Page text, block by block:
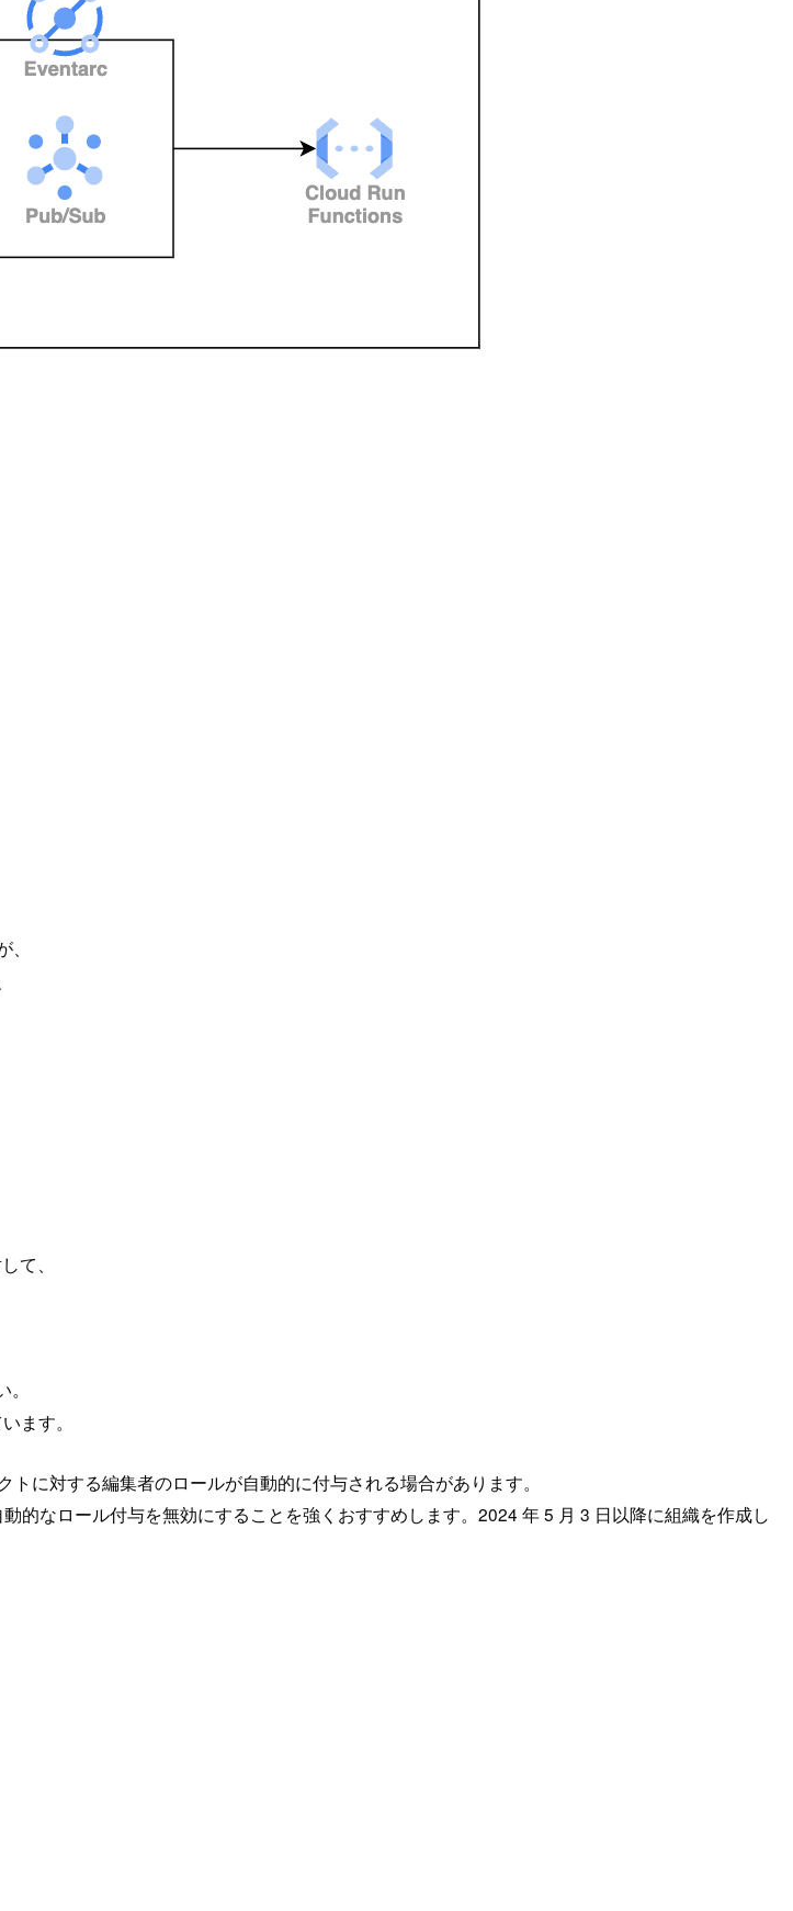
て、
ます。
に対する編集者のロールが自動的に付与される場合があります。
的なロール付与を無効にすることを強くおすすめします。2024 年 5 月 3 日以降に組織を作成し